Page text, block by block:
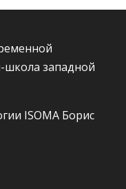
школа западной
ISOMA Борис